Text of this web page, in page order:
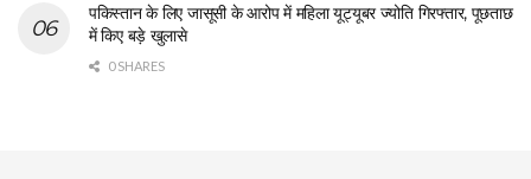
पकिस्तान के लिए जासूसी के आरोप में महिला यूट्यूबर ज्योति गिरफ्तार, पूछताछ
में किए बड़े खुलासे
0 SHARES